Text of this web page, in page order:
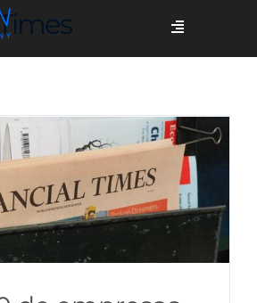
Toggle
Quiénes somos
Casos de éxito